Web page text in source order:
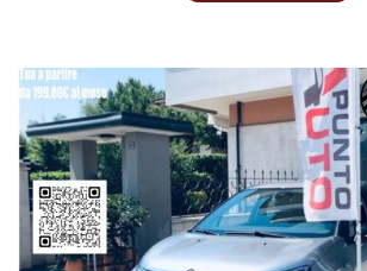
stradale e vettura sostitutiva, anche per 24
Finanziamenti personalizzati con possibilità di
polizza cristalli, atti vandalici ed eventi
Punto Auto Srl
Sig Nicola Lombardozzi
Tel.: 39 - 0865 - 41.24.13
Tel.: 39 - 347 - 1.70.61.28
Fax: 39 - 0865 - 41.24.13